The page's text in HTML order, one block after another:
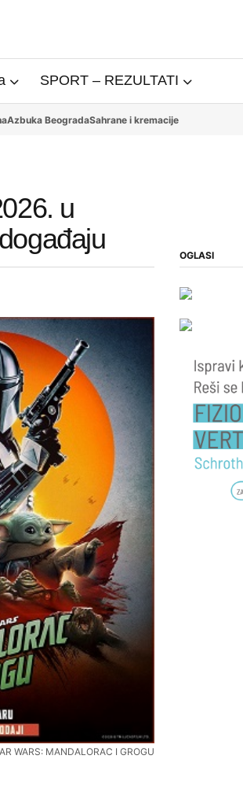
SPORT – REZULTATI
Azbuka BeogradaSahrane i kremacije
u
WARS: MANDALORAC I GROGU
OGLASI